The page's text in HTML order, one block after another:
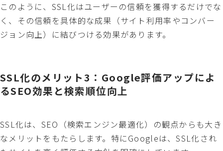
このように、SSL化はユーザーの信頼を獲得するだけでな
く、その信頼を具体的な成果（サイト利用率やコンバー
ジョン向上）に結びつける効果があります。
SSL化のメリット3：Google評価アップによ
るSEO効果と検索順位向上
SSL化は、SEO（検索エンジン最適化）の観点からも大き
なメリットをもたらします。特にGoogleは、SSL化され